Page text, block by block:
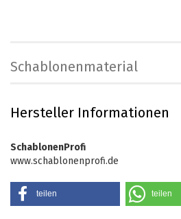
Schablonenmaterial
Hersteller Informationen
SchablonenProfi
www.schablonenprofi.de
teilen teilen